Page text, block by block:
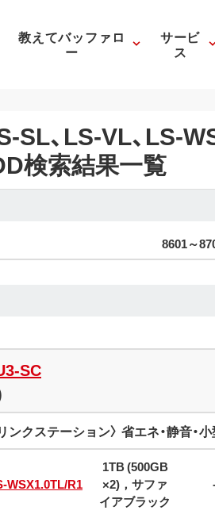
教えてバッファロ
ー
サービ
ス
SL、LS-VL、LS-
検索結果一覧
8601～
SC
ンクステーション〉 省エネ・静音
WSX1.0TL/R1
1TB (500GB
×2)，サファ
イアブラック